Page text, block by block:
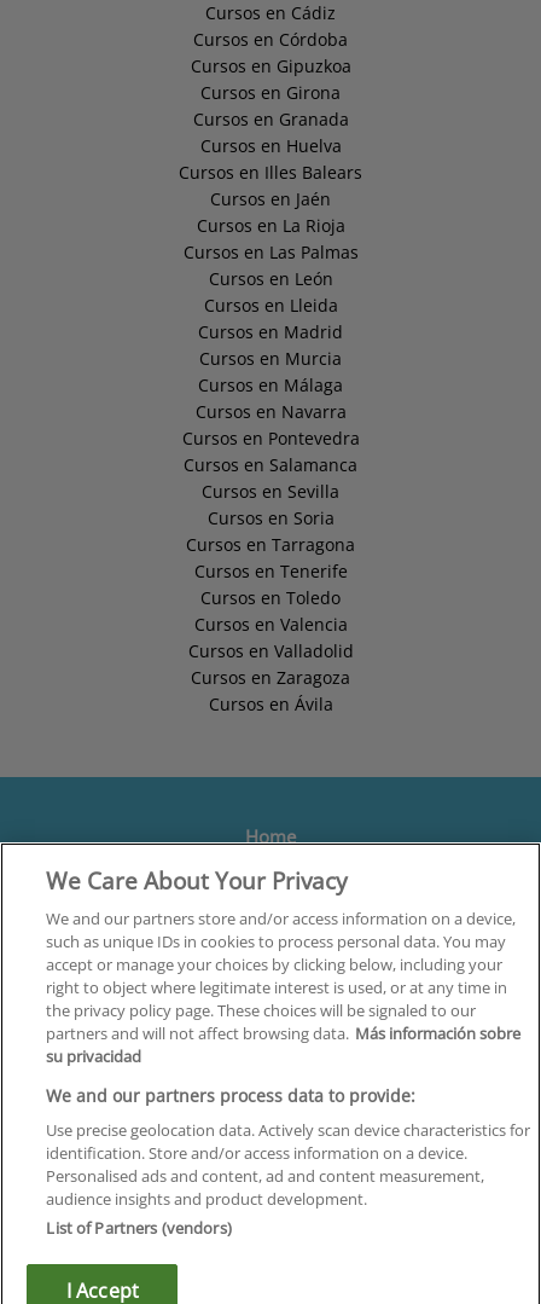
Cursos en Cádiz
Cursos en Córdoba
Cursos en Gipuzkoa
Cursos en Girona
Cursos en Granada
Cursos en Huelva
Cursos en Illes Balears
Cursos en Jaén
Cursos en La Rioja
Cursos en Las Palmas
Cursos en León
Cursos en Lleida
Cursos en Madrid
Cursos en Murcia
Cursos en Málaga
Cursos en Navarra
Cursos en Pontevedra
Cursos en Salamanca
Cursos en Sevilla
Cursos en Soria
Cursos en Tarragona
Cursos en Tenerife
Cursos en Toledo
Cursos en Valencia
Cursos en Valladolid
Cursos en Zaragoza
Cursos en Ávila
Home
Formación
Centros
Orientación
Quiénes somos
Contacta
Aviso Legal
Política de Privacidad
Política de Cookies
Canal Ético
We Care About Your Privacy
We and our partners store and/or access information on a device,
such as unique IDs in cookies to process personal data. You may
accept or manage your choices by clicking below, including your
right to object where legitimate interest is used, or at any time in
the privacy policy page. These choices will be signaled to our
partners and will not affect browsing data. Más información sobre
su privacidad
We and our partners process data to provide:
Use precise geolocation data. Actively scan device characteristics for
identification. Store and/or access information on a device.
Personalised ads and content, ad and content measurement,
audience insights and product development.
List of Partners (vendors)
I Accept